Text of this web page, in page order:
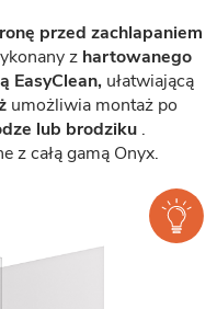
przed zachlapaniem
z hartowanego
EasyClean, ułatwiającą
umożliwia montaż po
lub brodziku .
z całą gamą Onyx.